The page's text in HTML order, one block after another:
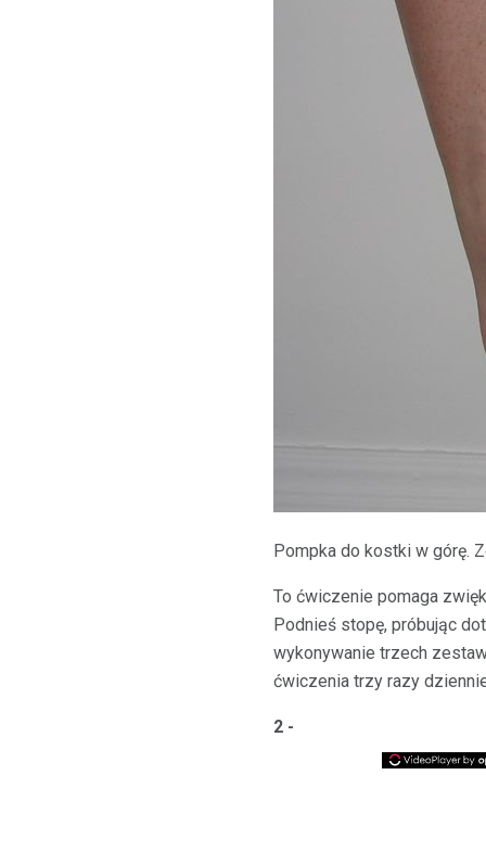
Pompka do kostki w górę.
To ćwiczenie pomaga
Podnieś stopę, próbując
wykonywanie trzech
ćwiczenia trzy razy
2 -